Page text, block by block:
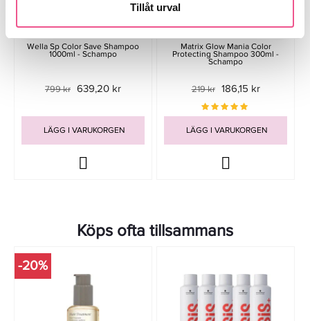
Tillåt urval
Wella Sp Color Save Shampoo
1000ml - Schampo
799 kr 639,20 kr
LÄGG I VARUKORGEN
Matrix Glow Mania Color
Protecting Shampoo 300ml -
Schampo
219 kr 186,15 kr
LÄGG I VARUKORGEN
Köps ofta tillsammans
-20%